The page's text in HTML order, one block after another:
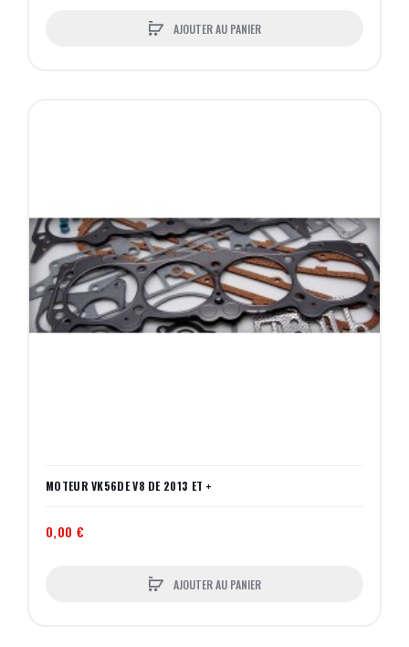
AJOUTER AU PANIER
MOTEUR VK56DE V8 DE 2013 ET +
0,00 €
AJOUTER AU PANIER